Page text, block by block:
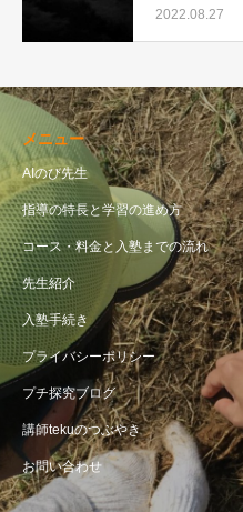
2022.08.27
メニュー
AIのび先生
指導の特長と学習の進め方
コース・料金と入塾までの流れ
先生紹介
入塾手続き
プライバシーポリシー
プチ探究ブログ
講師tekuのつぶやき
お問い合わせ